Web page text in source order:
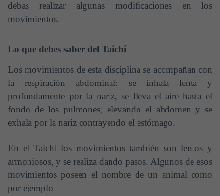
debas realizar algunas modificaciones en los
movimientos.
Lo que debes saber del Taichí
Los movimientos de esta disciplina se acompañan con
la respiración abdominal: se inhala lenta y
profundamente por la nariz, se lleva el aire hasta el
fondo de los pulmones, elevando el abdomen y se
exhala por la nariz contrayendo el estómago.
En el Taichí los movimientos también son lentos y
armoniosos, y se realiza dando pasos. Algunos de esos
movimientos poseen el nombre de un animal como
por ejemplo